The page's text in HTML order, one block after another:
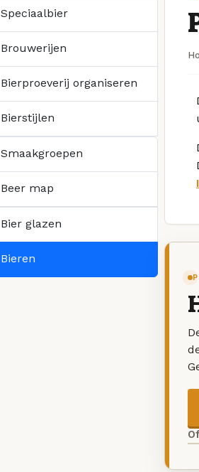
Speciaalbier
Brouwerijen
Bierproeverij organiseren
Bierstijlen
Smaakgroepen
Beer map
Bier glazen
Bieren